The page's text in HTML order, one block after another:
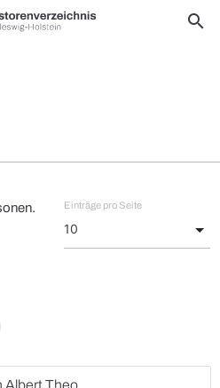
search
Einträge pro Seite
Albert Theo